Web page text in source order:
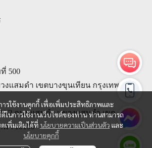
ารใช้งานคุกกี้ เพื่อเพิ่มประสิทธิภาพและ
นการใช้งานเว็บไซต์ของท่าน ท่านสามารถ
เพิ่มเติมได้ที่ นโยบายความเป็นส่วนตัว และ
นโยบายคุกกี้
500
แสมดำ เขตบางขุนเทียน กรุงเทพฯ
2 ถนนแสมดำ แขวงแสมดำ เขต
ฯ 10150